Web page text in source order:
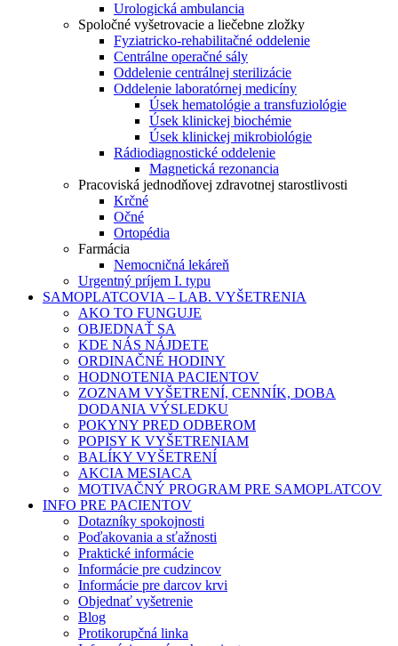
Urologická ambulancia
Spoločné vyšetrovacie a liečebne zložky
Fyziatricko-rehabilitačné oddelenie
Centrálne operačné sály
Oddelenie centrálnej sterilizácie
Oddelenie laboratórnej medicíny
Úsek hematológie a transfuziológie
Úsek klinickej biochémie
Úsek klinickej mikrobiológie
Rádiodiagnostické oddelenie
Magnetická rezonancia
Pracoviská jednodňovej zdravotnej starostlivosti
Krčné
Očné
Ortopédia
Farmácia
Nemocničná lekáreň
Urgentný príjem I. typu
SAMOPLATCOVIA – LAB. VYŠETRENIA
AKO TO FUNGUJE
OBJEDNAŤ SA
KDE NÁS NÁJDETE
ORDINAČNÉ HODINY
HODNOTENIA PACIENTOV
ZOZNAM VYŠETRENÍ, CENNÍK, DOBA
DODANIA VÝSLEDKU
POKYNY PRED ODBEROM
POPISY K VYŠETRENIAM
BALÍKY VYŠETRENÍ
AKCIA MESIACA
MOTIVAČNÝ PROGRAM PRE SAMOPLATCOV
INFO PRE PACIENTOV
Dotazníky spokojnosti
Poďakovania a sťažnosti
Praktické informácie
Informácie pre cudzincov
Informácie pre darcov krvi
Objednať vyšetrenie
Blog
Protikorupčná linka